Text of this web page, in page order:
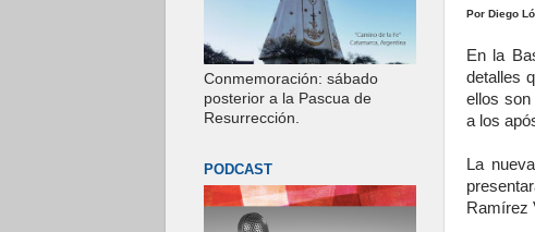
Por Diego
En la
detalles
ellos son
a los
La
Ramírez
Conmemoración: sábado
posterior a la Pascua de
Resurrección.
PODCAST